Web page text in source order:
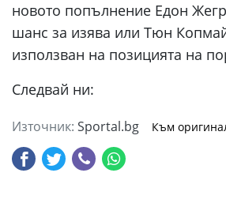
новото попълнение Едон
шанс за изява или Тюн
използван на позицията на
Следвай ни:
Източник: Sportal.bg Към